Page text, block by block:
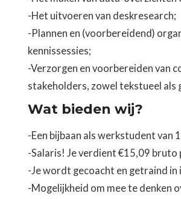
-Het uitvoeren van deskresearch;
-Plannen en (voorbereidend)
kennissessies;
-Verzorgen en voorbereiden van
stakeholders, zowel tekstueel als
Wat bieden wij?
-Een bijbaan als werkstudent van
-Salaris! Je verdient €15,09 bruto
-Je wordt gecoacht en getraind
-Mogelijkheid om mee te denken